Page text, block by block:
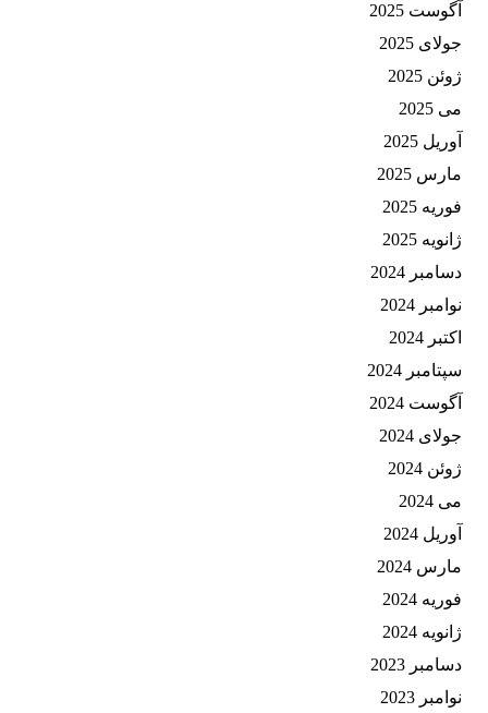
آگوست 2025
جولای 2025
ژوئن 2025
می 2025
آوریل 2025
مارس 2025
فوریه 2025
ژانویه 2025
دسامبر 2024
نوامبر 2024
اکتبر 2024
سپتامبر 2024
آگوست 2024
جولای 2024
ژوئن 2024
می 2024
آوریل 2024
مارس 2024
فوریه 2024
ژانویه 2024
دسامبر 2023
نوامبر 2023